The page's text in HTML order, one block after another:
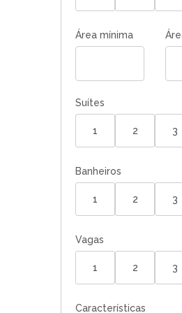
Área mínima
Suítes
1 2 3
Banheiros
1 2 3
Vagas
1 2 3
Características